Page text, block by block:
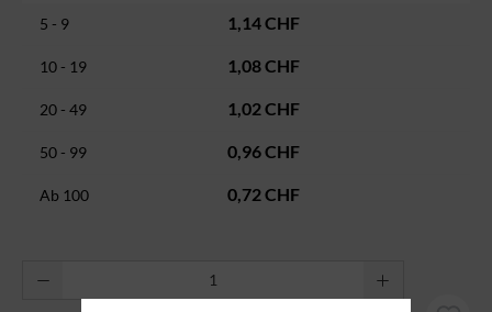
5 - 9 1,14 CHF
10 - 19 1,08 CHF
20 - 49 1,02 CHF
50 - 99 0,96 CHF
Ab 100 0,72 CHF
Produkt Anzahl: Gib den gewünschten